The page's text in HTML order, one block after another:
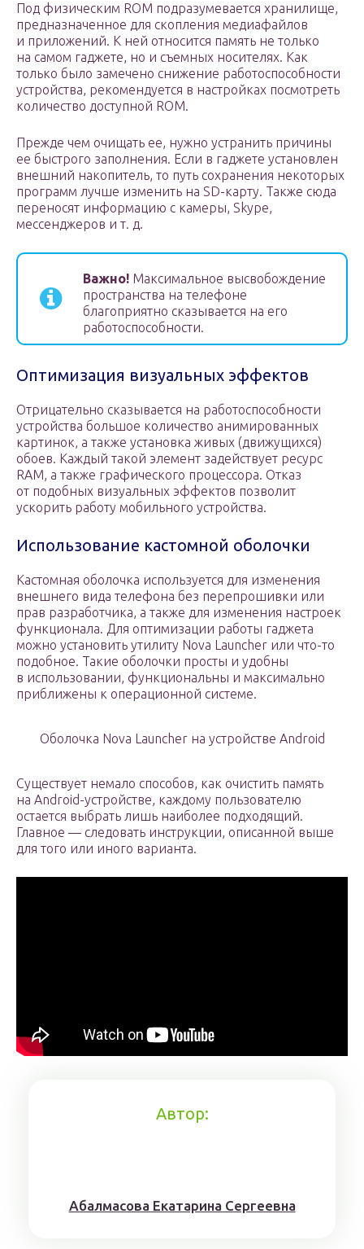
Под физическим ROM подразумевается хранилище,
предназначенное для скопления медиафайлов
и приложений. К ней относится память не только
на самом гаджете, но и съемных носителях. Как
только было замечено снижение работоспособности
устройства, рекомендуется в настройках посмотреть
количество доступной RОМ.
Прежде чем очищать ее, нужно устранить причины
ее быстрого заполнения. Если в гаджете установлен
внешний накопитель, то путь сохранения некоторых
программ лучше изменить на SD-карту. Также сюда
переносят информацию с камеры, Skype,
мессенджеров и т. д.
Важно! Максимальное высвобождение
пространства на телефоне
благоприятно сказывается на его
работоспособности.
Оптимизация визуальных эффектов
Отрицательно сказывается на работоспособности
устройства большое количество анимированных
картинок, а также установка живых (движущихся)
обоев. Каждый такой элемент задействует ресурс
RAM, а также графического процессора. Отказ
от подобных визуальных эффектов позволит
ускорить работу мобильного устройства.
Использование кастомной оболочки
Кастомная оболочка используется для изменения
внешнего вида телефона без перепрошивки или
прав разработчика, а также для изменения настроек
функционала. Для оптимизации работы гаджета
можно установить утилиту Nova Launcher или что-то
подобное. Такие оболочки просты и удобны
в использовании, функциональны и максимально
приближены к операционной системе.
Оболочка Nova Launcher на устройстве Android
Существует немало способов, как очистить память
на Android-устройстве, каждому пользователю
остается выбрать лишь наиболее подходящий.
Главное — следовать инструкции, описанной выше
для того или иного варианта.
Автор:
Aбaлмaсoвa Eкaтaринa Ceргeeвнa